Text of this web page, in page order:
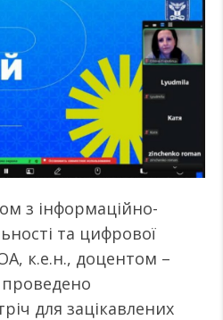
з інформаційно-
та цифрової
к.е.н., доцентом –
для зацікавлених